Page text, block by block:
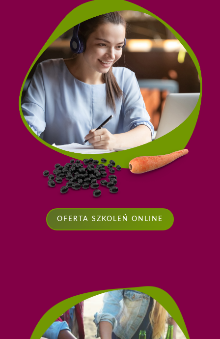
OFERTA SZKOLEŃ ONLINE